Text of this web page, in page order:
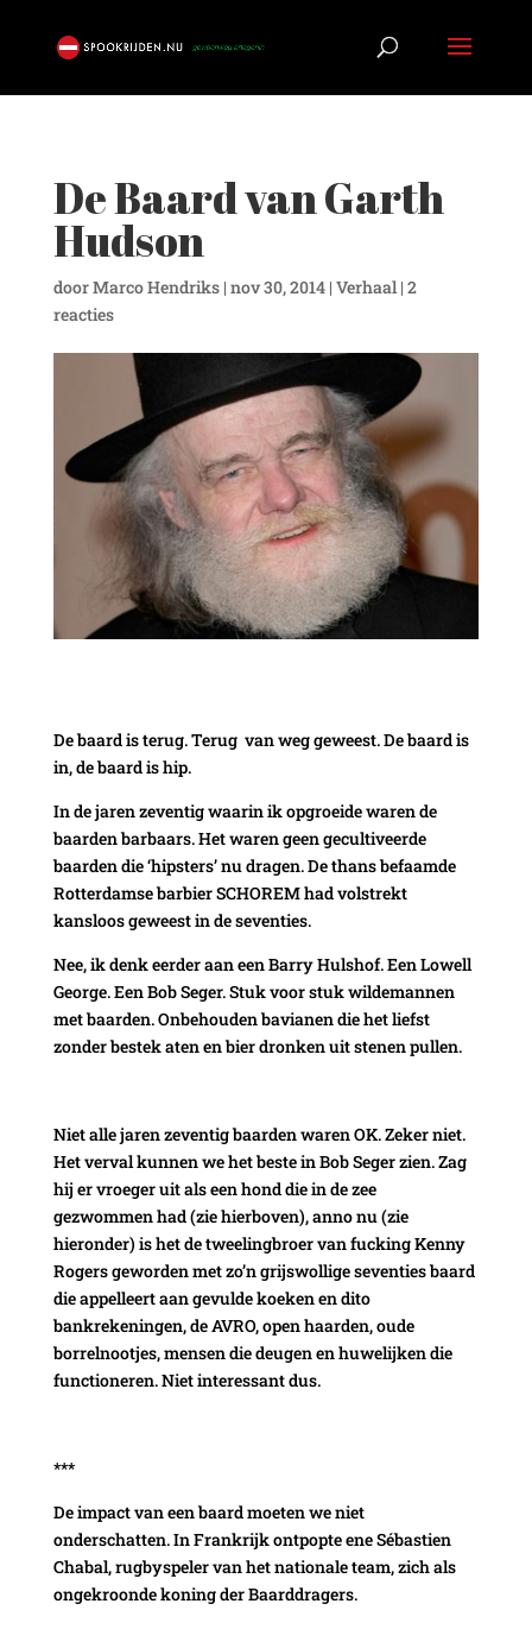
De Baard van Garth
Hudson
doorMarco Hendriks| nov 30, 2014| Verhaal| 2
reacties
De baard is terug. Terug van weg geweest. De baard is
in, de baard is hip.
In de jaren zeventig waarin ik opgroeide waren de
baarden barbaars. Het waren geen gecultiveerde
baarden die ‘hipsters’ nu dragen. De thans befaamde
Rotterdamse barbier SCHOREM had volstrekt
kansloos geweest in de seventies.
Nee, ik denk eerder aan een Barry Hulshof. Een Lowell
George. Een Bob Seger. Stuk voor stuk wildemannen
met baarden. Onbehouden bavianen die het liefst
zonder bestek aten en bier dronken uit stenen pullen.
Niet alle jaren zeventig baarden waren OK. Zeker niet.
Het verval kunnen we het beste in Bob Seger zien. Zag
hij er vroeger uit als een hond die in de zee
gezwommen had (zie hierboven), anno nu (zie
hieronder) is het de tweelingbroer van fucking Kenny
Rogers geworden met zo’n grijswollige seventies baard
die appelleert aan gevulde koeken en dito
bankrekeningen, de AVRO, open haarden, oude
borrelnootjes, mensen die deugen en huwelijken die
functioneren. Niet interessant dus.
***
De impact van een baard moeten we niet
onderschatten. In Frankrijk ontpopte ene Sébastien
Chabal, rugbyspeler van het nationale team, zich als
ongekroonde koning der Baarddragers.